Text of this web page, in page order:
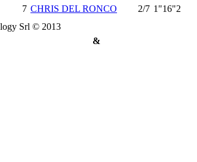
7 CHRIS DEL RONCO 2/7 1"16"2
Srl © 2013
&